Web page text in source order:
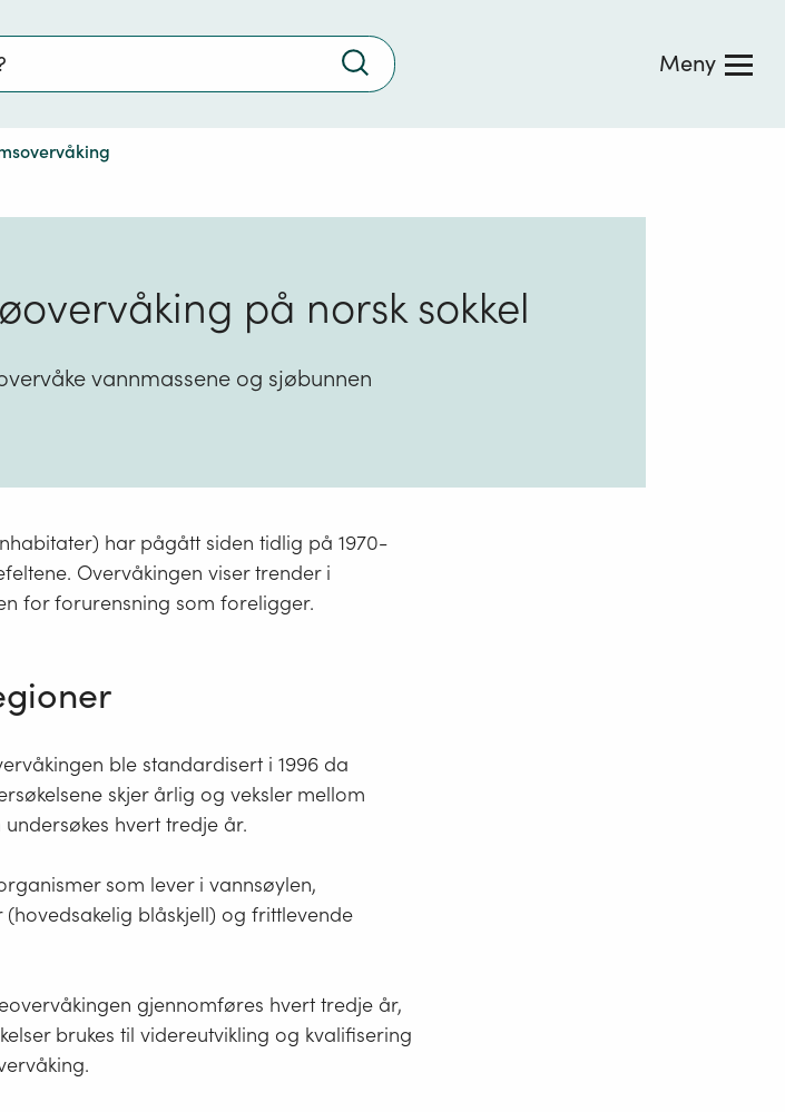
Trykk
søke
Meny
på norsk sokkel
vannmassene og sjøbunnen
har pågått siden tidlig på 1970-
Overvåkingen viser trender i
for forurensning som foreligger.
ble standardisert i 1996 da
skjer årlig og veksler mellom
hvert tredje år.
som lever i vannsøylen,
blåskjell) og frittlevende
gjennomføres hvert tredje år,
brukes til videreutvikling og kvalifisering